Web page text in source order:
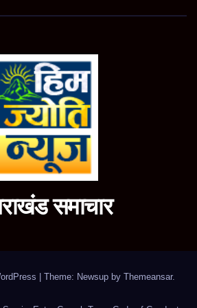
समाचार
Theme: Newsup by Themeansar.